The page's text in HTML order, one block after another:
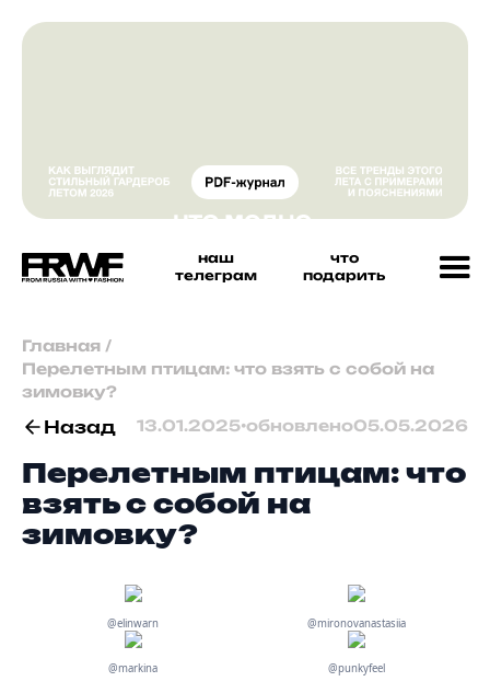
наш
телеграм
что
подарить
Главная /
Перелетным птицам: что взять с собой на
зимовку?
Назад 13.01.2025•обновлено05.05.2026
Перелетным птицам: что
взять с собой на
зимовку?
@elinwarn @mironovanastasiia
@markina @punkyfeel